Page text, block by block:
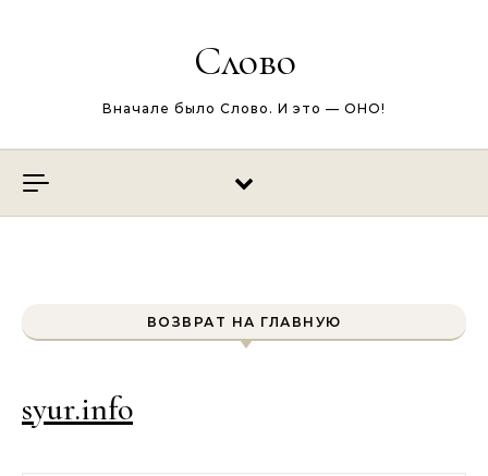
Слово
Вначале было Слово. И это — ОНО!
ВОЗВРАТ НА ГЛАВНУЮ
syur.info